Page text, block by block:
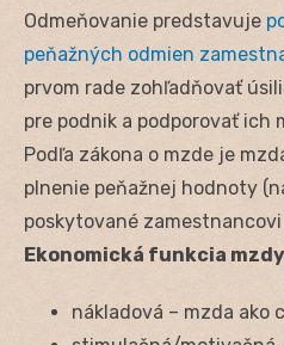
Odmeňovanie predstavuje
peňažných odmien
prvom rade zohľadňovať
pre podnik a podporovať ich
Podľa zákona o mzde je
plnenie peňažnej hodnoty
poskytované
Ekonomická funkcia
nákladová – mzda ako